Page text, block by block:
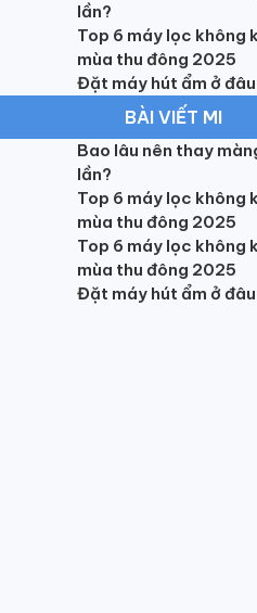
lần?
Top 6 máy lọc không
mùa thu đông 2025
Đặt máy hút ẩm ở
BÀI VIẾT MI
Bao lâu nên thay
lần?
Top 6 máy lọc không
mùa thu đông 2025
Top 6 máy lọc không
mùa thu đông 2025
Đặt máy hút ẩm ở